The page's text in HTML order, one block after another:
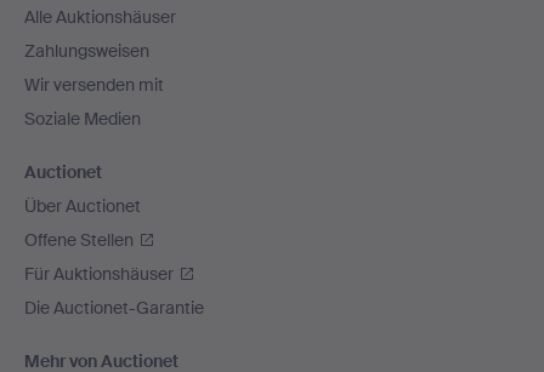
Alle Auktionshäuser
Zahlungsweisen
Wir versenden mit
Soziale Medien
Auctionet
Über Auctionet
Offene Stellen
Für Auktionshäuser
Die Auctionet-Garantie
Mehr von Auctionet